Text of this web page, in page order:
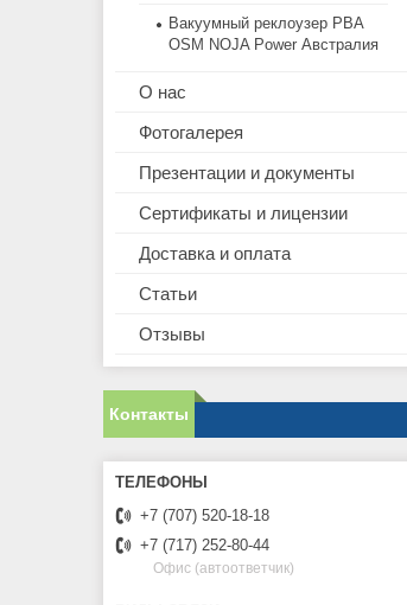
Вакуумный реклоузер РВА
OSM NOJA Power Австралия
О нас
Фотогалерея
Презентации и документы
Сертификаты и лицензии
Доставка и оплата
Статьи
Отзывы
Контакты
+7 (707) 520-18-18
+7 (717) 252-80-44
Офис (автоответчик)